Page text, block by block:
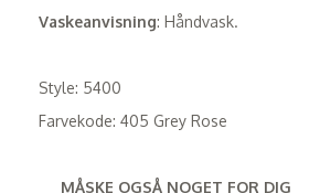
Vaskeanvisning: Håndvask.
Style: 5400
Farvekode: 405 Grey Rose
MÅSKE OGSÅ NOGET FOR DIG